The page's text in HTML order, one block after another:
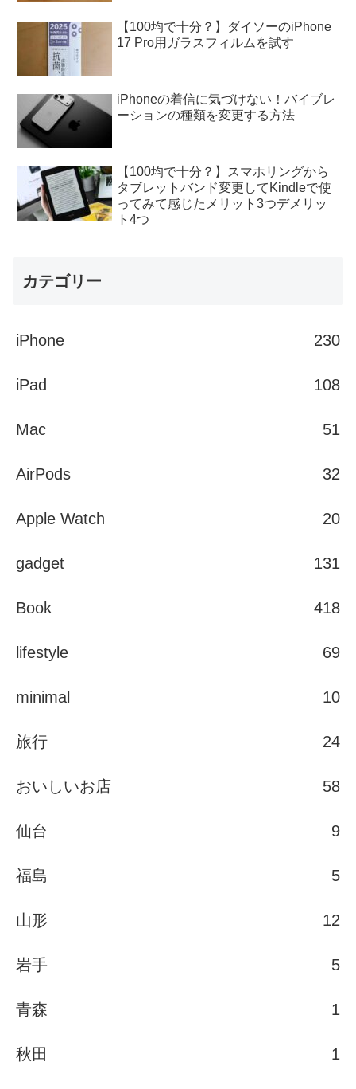
【100均で十分？】ダイソーのiPhone
17 Pro用ガラスフィルムを試す
iPhoneの着信に気づけない！バイブレ
ーションの種類を変更する方法
【100均で十分？】スマホリングから
タブレットバンド変更してKindleで使
ってみて感じたメリット3つデメリッ
ト4つ
カテゴリー
iPhone 230
iPad 108
Mac 51
AirPods 32
Apple Watch 20
gadget 131
Book 418
lifestyle 69
minimal 10
旅行 24
おいしいお店 58
仙台 9
福島 5
山形 12
岩手 5
青森 1
秋田 1